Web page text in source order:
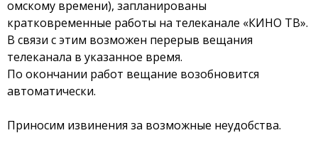
омскому времени), запланированы
кратковременные работы на телеканале «КИНО ТВ».
В связи с этим возможен перерыв вещания
телеканала в указанное время.
По окончании работ вещание возобновится
автоматически.
Приносим извинения за возможные неудобства.